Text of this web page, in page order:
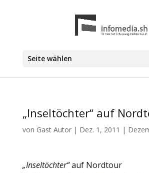
Seite wählen
„Inseltöchter“ auf
von Gast Autor| Dez. 1, 2011 |
„Inseltöchter“auf Nordtour